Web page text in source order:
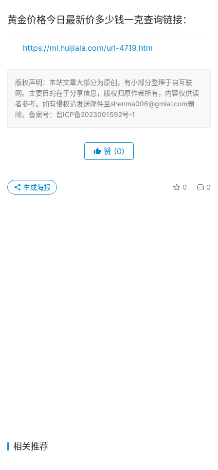
黄金价格今日最新价多少钱一克查询链接：
https://ml.huijiala.com/url-4719.htm
版权声明：本站文章大部分为原创，有小部分整理于自互联
网。主要目的在于分享信息，版权归原作者所有，内容仅供读
者参考。如有侵权请发送邮件至shenma006@gmial.com删
除。备案号：晋ICP备2023001592号-1
赞 (0)
0 0
生成海报
相关推荐